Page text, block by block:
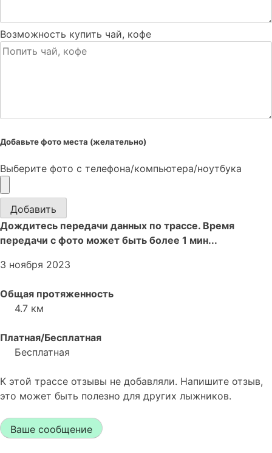
Возможность купить чай, кофе
Добавьте фото места (желательно)
Выберите фото с телефона/компьютера/ноутбука
Добавить
Дождитесь передачи данных по трассе. Время
передачи с фото может быть более 1 мин...
3 ноября 2023
Общая протяженность
4.7 км
Платная/Бесплатная
Бесплатная
К этой трассе отзывы не добавляли. Напишите отзыв,
это может быть полезно для других лыжников.
Ваше сообщение